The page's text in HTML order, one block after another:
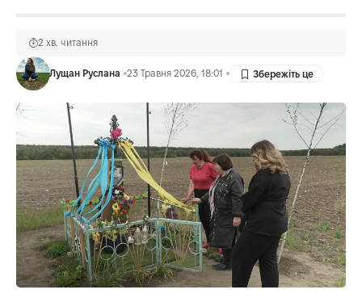
Лущан Руслана 23 Травня 2026, 18:01
2 хв. читання